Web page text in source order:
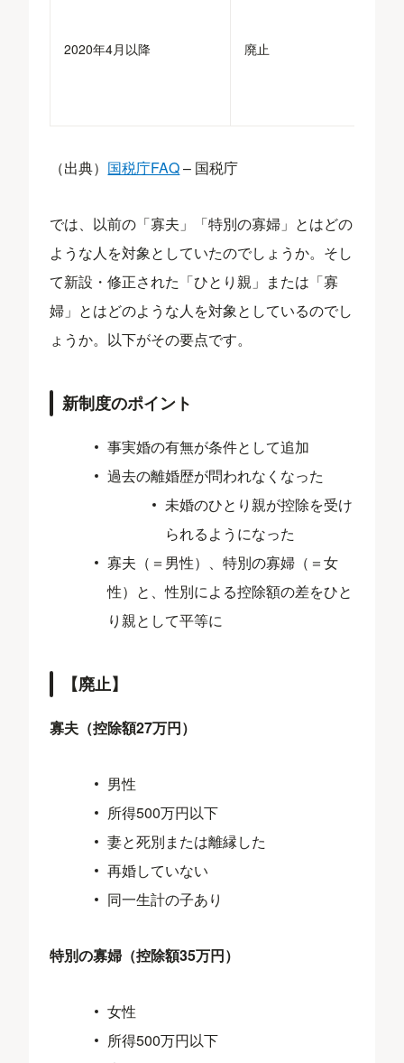
2020年4月以降 廃止
（出典） 国税庁FAQ– 国税庁
では、以前の「寡夫」「特別の寡婦」とはどの
ような人を対象としていたのでしょうか。そし
て新設・修正された「ひとり親」または「寡
婦」とはどのような人を対象としているのでし
ょうか。以下がその要点です。
新制度のポイント
事実婚の有無が条件として追加
過去の離婚歴が問われなくなった
未婚のひとり親が控除を受け
られるようになった
寡夫（＝男性）、特別の寡婦（＝女
性）と、性別による控除額の差をひと
り親として平等に
【廃止】
寡夫（控除額27万円）
男性
所得500万円以下
妻と死別または離縁した
再婚していない
同一生計の子あり
特別の寡婦（控除額35万円）
女性
所得500万円以下